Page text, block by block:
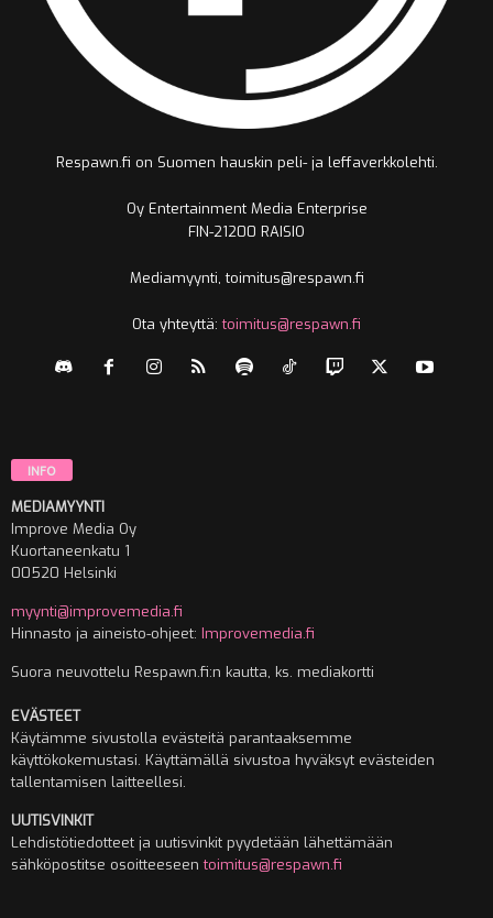
Respawn.fi on Suomen hauskin peli- ja leffaverkkolehti.
Oy Entertainment Media Enterprise
FIN-21200 RAISIO
Mediamyynti, toimitus@respawn.fi
Ota yhteyttä:toimitus@respawn.fi
INFO
MEDIAMYYNTI
Improve Media Oy
Kuortaneenkatu 1
00520 Helsinki
myynti@improvemedia.fi
Hinnasto ja aineisto-ohjeet: Improvemedia.fi
Suora neuvottelu Respawn.fi:n kautta, ks. mediakortti
EVÄSTEET
Käytämme sivustolla evästeitä parantaaksemme
käyttökokemustasi. Käyttämällä sivustoa hyväksyt evästeiden
tallentamisen laitteellesi.
UUTISVINKIT
Lehdistötiedotteet ja uutisvinkit pyydetään lähettämään
sähköpostitse osoitteeseentoimitus@respawn.fi